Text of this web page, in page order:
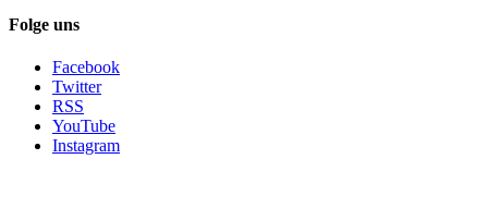
Folge uns
Facebook
Twitter
RSS
YouTube
Instagram